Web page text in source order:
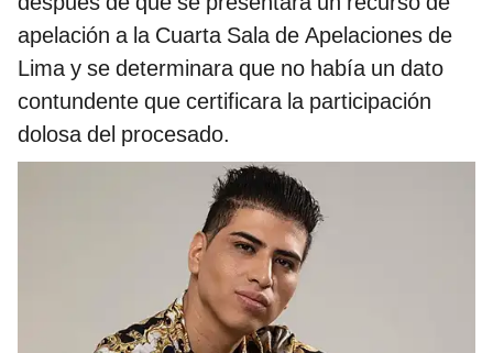
apelación a la Cuarta Sala de Apelaciones de
Lima y se determinara que no había un dato
contundente que certificara la participación
dolosa del procesado.